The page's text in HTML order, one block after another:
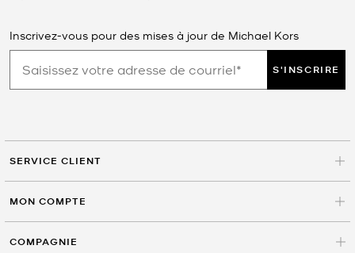
Inscrivez-vous pour des mises à jour de Michael Kors
S'INSCRIRE
SERVICE CLIENT
MON COMPTE
COMPAGNIE